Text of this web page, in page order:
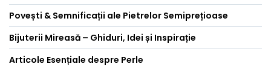
Povești & Semnificații ale Pietrelor Semiprețioase
Bijuterii Mireasă – Ghiduri, Idei și Inspirație
Articole Esențiale despre Perle